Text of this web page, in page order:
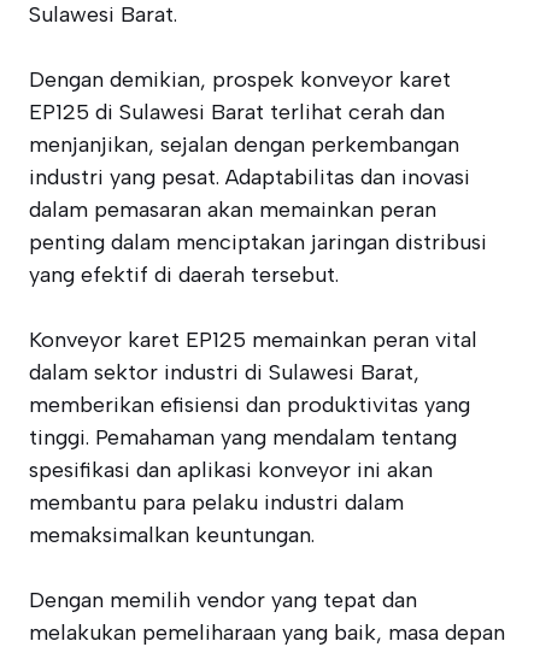
Sulawesi Barat.
Dengan demikian, prospek konveyor karet
EP125 di Sulawesi Barat terlihat cerah dan
menjanjikan, sejalan dengan perkembangan
industri yang pesat. Adaptabilitas dan inovasi
dalam pemasaran akan memainkan peran
penting dalam menciptakan jaringan distribusi
yang efektif di daerah tersebut.
Konveyor karet EP125 memainkan peran vital
dalam sektor industri di Sulawesi Barat,
memberikan efisiensi dan produktivitas yang
tinggi. Pemahaman yang mendalam tentang
spesifikasi dan aplikasi konveyor ini akan
membantu para pelaku industri dalam
memaksimalkan keuntungan.
Dengan memilih vendor yang tepat dan
melakukan pemeliharaan yang baik, masa depan